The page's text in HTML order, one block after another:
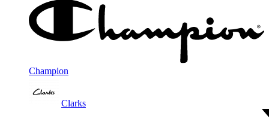
Champion
Clarks